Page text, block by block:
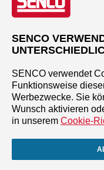
SENCO
SENCO verwendet
Funktionsweise
Werbezwecke. Sie
Wunsch aktivieren
in unserem Cookie-